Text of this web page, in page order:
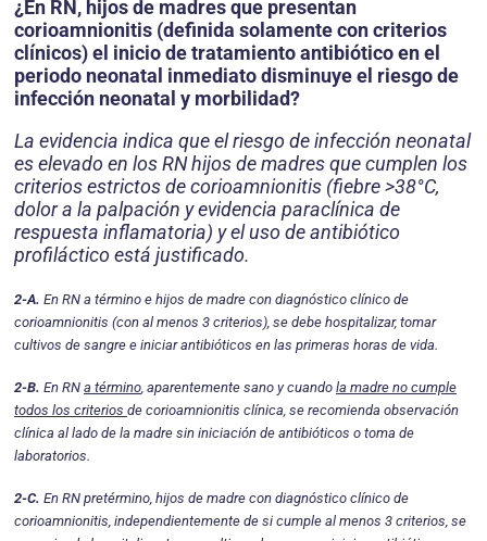
¿En RN, hijos de madres que presentan
corioamnionitis (definida solamente con criterios
clínicos) el inicio de tratamiento antibiótico en el
periodo neonatal inme­diato disminuye el riesgo de
infección neonatal y morbilidad?
La evidencia indica que el riesgo de infección neo­natal
es elevado en los RN hijos de madres que cum­plen los
criterios estrictos de corioamnionitis (fiebre >38°C,
dolor a la palpación y evidencia paraclínica de
respuesta inflamatoria) y el uso de antibiótico
profiláctico está justificado.
2-A. En RN a término e hijos de madre con diagnós­tico clínico de
corioamnionitis (con al menos 3 crite­rios), se debe hospitalizar, tomar
cultivos de sangre e iniciar antibióticos en las primeras horas de vida.
2-B. En RN a término, aparentemente sano y cuando la madre no cumple
todos los criterios de corioam­nionitis clínica, se recomienda observación
clínica al lado de la madre sin iniciación de antibióticos o toma de
laboratorios.
2-C. En RN pretérmino, hijos de madre con diagnósti­co clínico de
corioamnionitis, independientemente de si cumple al menos 3 criterios, se